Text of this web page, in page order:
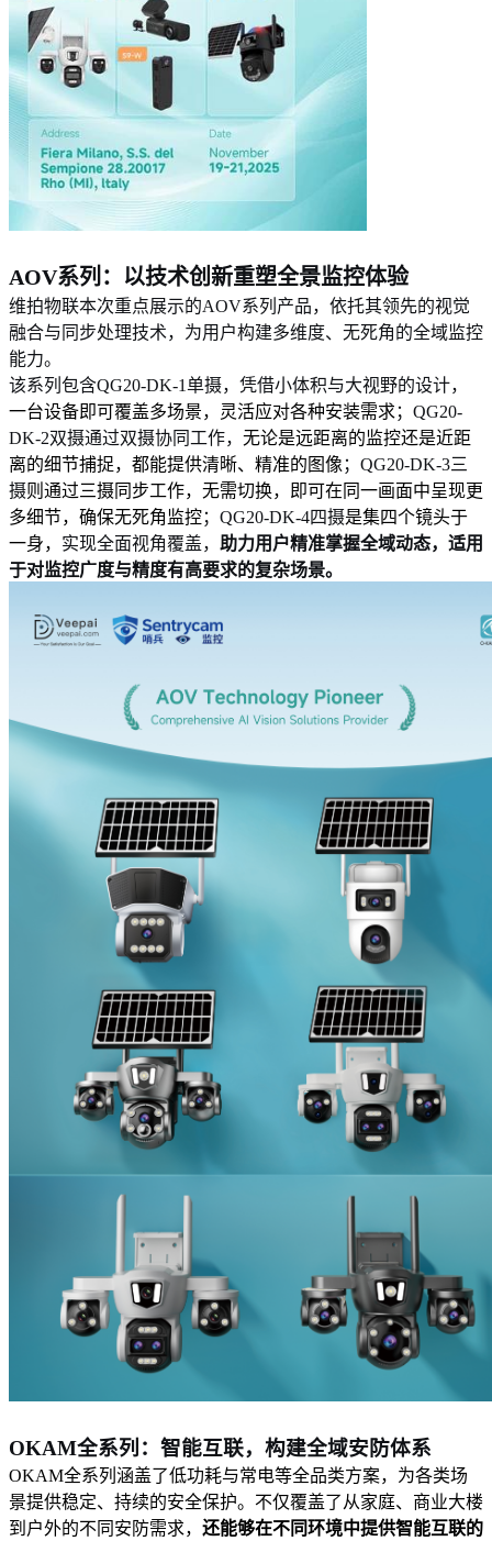
AOV系列：以技术创新重塑全景监控体验
维拍物联本次重点展示的AOV系列产品，依托其领先的视觉
融合与同步处理技术，为用户构建多维度、无死角的全域监控
能力。
该系列包含QG20-DK-1单摄，凭借小体积与大视野的设计，
一台设备即可覆盖多场景，灵活应对各种安装需求 ；QG20-
DK-2双摄通过双摄协同工作， 无论是远距离的监控还是近距
离的细节捕捉，都能提供清晰、精准的图像 ；QG20-DK-3三
摄则通过三摄同步工作，无需切换，即可在同一画面中呈现更
多细节，确保无死角监控；QG20-DK-4四摄是集四个镜头于
一身， 实现全面视角覆盖， 助力用户精准掌握全域动态，适用
于对监控广度与精度有高要求的复杂场景。
OKAM全系列：智能互联，构建全域安防体系
OKAM全系列涵盖了低功耗与常电等全品类方案，为各类场
景提供稳定、持续的安全保护。 不仅覆盖了从家庭、商业大楼
到户外的不同安防需求， 还能够在不同环境中提供智能互联的